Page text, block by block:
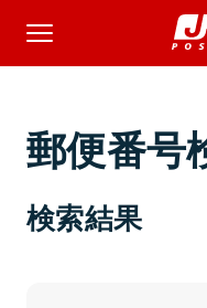
郵便番号
検索結果